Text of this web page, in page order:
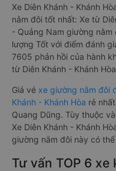
Xe Diên Khánh - Khánh
nằm đôi tốt nhất: Xe từ
- Quảng Nam giường
lượng Tốt với điểm đánh
7605 phản hồi của hành
từ Diên Khánh - Khánh
Giá vé xe giường nằm đôi
Khánh - Khánh Hòa rẻ
Quang Dũng. Tùy thuộc
Xe Diên Khánh - Khánh
giường nằm đôi này có thể
Tư vấn TOP 6